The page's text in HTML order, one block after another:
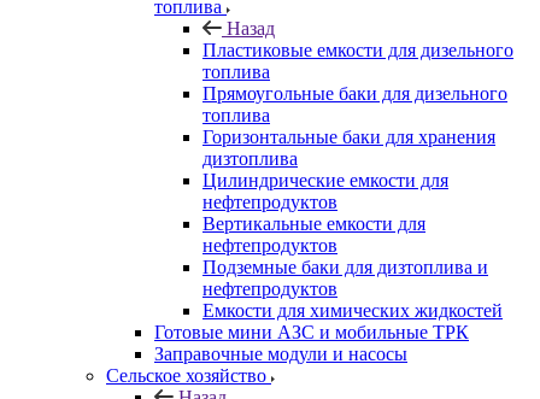
топлива
Назад
Пластиковые емкости для дизельного
топлива
Прямоугольные баки для дизельного
топлива
Горизонтальные баки для хранения
дизтоплива
Цилиндрические емкости для
нефтепродуктов
Вертикальные емкости для
нефтепродуктов
Подземные баки для дизтоплива и
нефтепродуктов
Емкости для химических жидкостей
Готовые мини АЗС и мобильные ТРК
Заправочные модули и насосы
Сельское хозяйство